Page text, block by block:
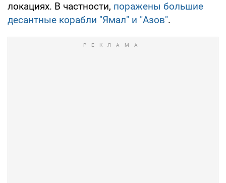
локациях. В частности, поражены большие
десантные корабли "Ямал" и "Азов".